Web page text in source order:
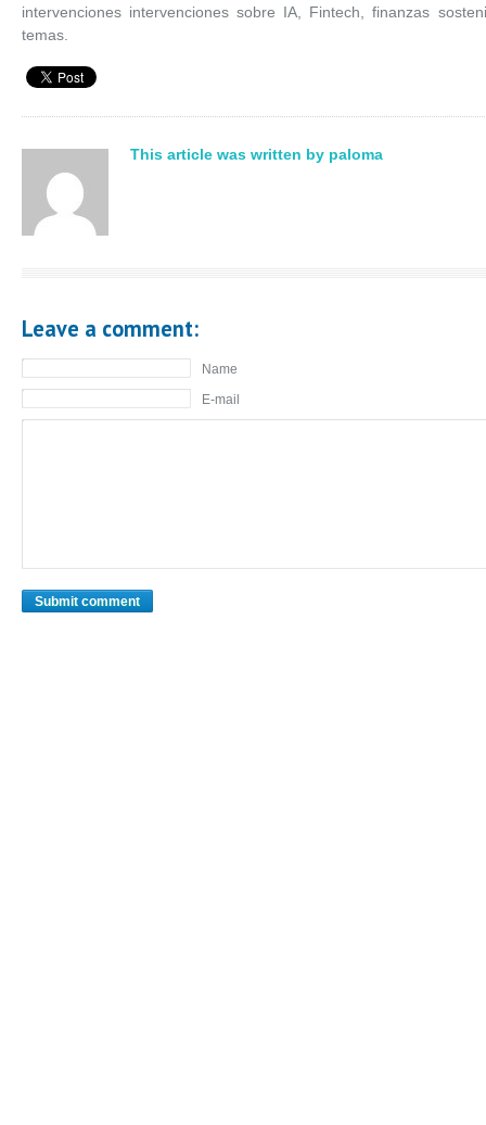
intervenciones intervenciones sobre IA, Fintech, finanzas
temas.
This article was written by paloma
Leave a comment:
Name
E-mail
Submit comment